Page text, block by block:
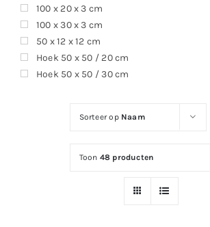
Sorteer op Naam
Toon 48 producten
100 x 20 x 3 cm
100 x 30 x 3 cm
50 x 12 x 12 cm
Hoek 50 x 50 / 20 cm
Hoek 50 x 50 / 30 cm